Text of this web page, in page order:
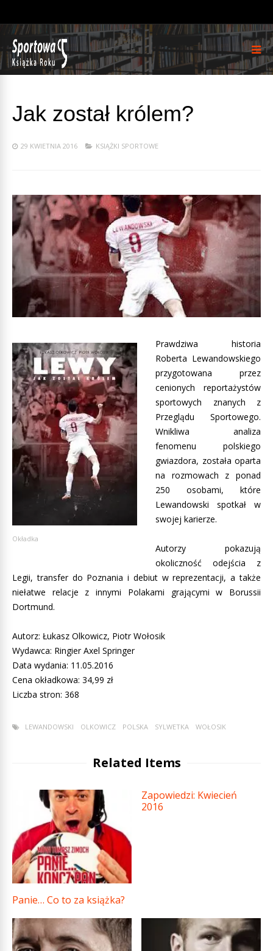
Jak został królem?
29 KWIETNIA 2016 KSIĄŻKI SPORTOWE
Okładka
Prawdziwa historia
Roberta Lewandowskiego
przygotowana przez
cenionych reportażystów
sportowych znanych z
Przeglądu Sportowego.
Wnikliwa analiza
fenomenu polskiego
gwiazdora, została oparta
na rozmowach z ponad
250 osobami, które
Lewandowski spotkał w
swojej karierze.
Autorzy pokazują
okoliczność odejścia z
Legii, transfer do Poznania i debiut w reprezentacji, a także
niełatwe relacje z innymi Polakami grającymi w Borussii
Dortmund.
Autorz: Łukasz Olkowicz, Piotr Wołosik
Wydawca: Ringier Axel Springer
Data wydania: 11.05.2016
Cena okładkowa: 34,99 zł
Liczba stron: 368
LEWANDOWSKI OLKOWICZ POLSKA SYLWETKA WOŁOSIK
Related Items
Panie… Co to za książka?
Zapowiedzi: Kwiecień
2016